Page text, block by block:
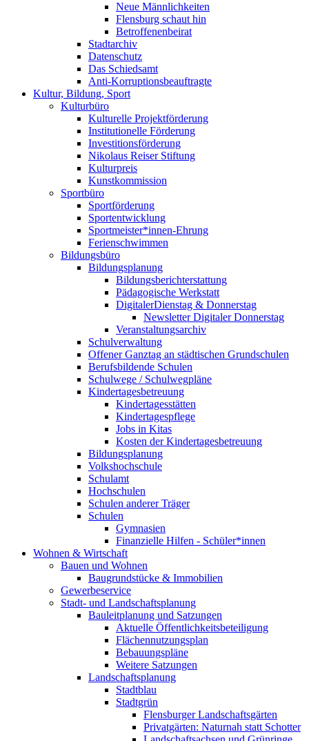
Neue Männlichkeiten
Flensburg schaut hin
Betroffenenbeirat
Stadtarchiv
Datenschutz
Das Schiedsamt
Anti-Korruptionsbeauftragte
Kultur, Bildung, Sport
Kulturbüro
Kulturelle Projektförderung
Institutionelle Förderung
Investitionsförderung
Nikolaus Reiser Stiftung
Kulturpreis
Kunstkommission
Sportbüro
Sportförderung
Sportentwicklung
Sportmeister*innen-Ehrung
Ferienschwimmen
Bildungsbüro
Bildungsplanung
Bildungsberichterstattung
Pädagogische Werkstatt
DigitalerDienstag & Donnerstag
Newsletter Digitaler Donnerstag
Veranstaltungsarchiv
Schulverwaltung
Offener Ganztag an städtischen Grundschulen
Berufsbildende Schulen
Schulwege / Schulwegpläne
Kindertagesbetreuung
Kindertagesstätten
Kindertagespflege
Jobs in Kitas
Kosten der Kindertagesbetreuung
Bildungsplanung
Volkshochschule
Schulamt
Hochschulen
Schulen anderer Träger
Schulen
Gymnasien
Finanzielle Hilfen - Schüler*innen
Wohnen & Wirtschaft
Bauen und Wohnen
Baugrundstücke & Immobilien
Gewerbeservice
Stadt- und Landschaftsplanung
Bauleitplanung und Satzungen
Aktuelle Öffentlichkeitsbeteiligung
Flächennutzungsplan
Bebauungspläne
Weitere Satzungen
Landschaftsplanung
Stadtblau
Stadtgrün
Flensburger Landschaftsgärten
Privatgärten: Naturnah statt Schotter